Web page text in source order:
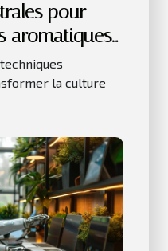
pour
aromatiques
la culture